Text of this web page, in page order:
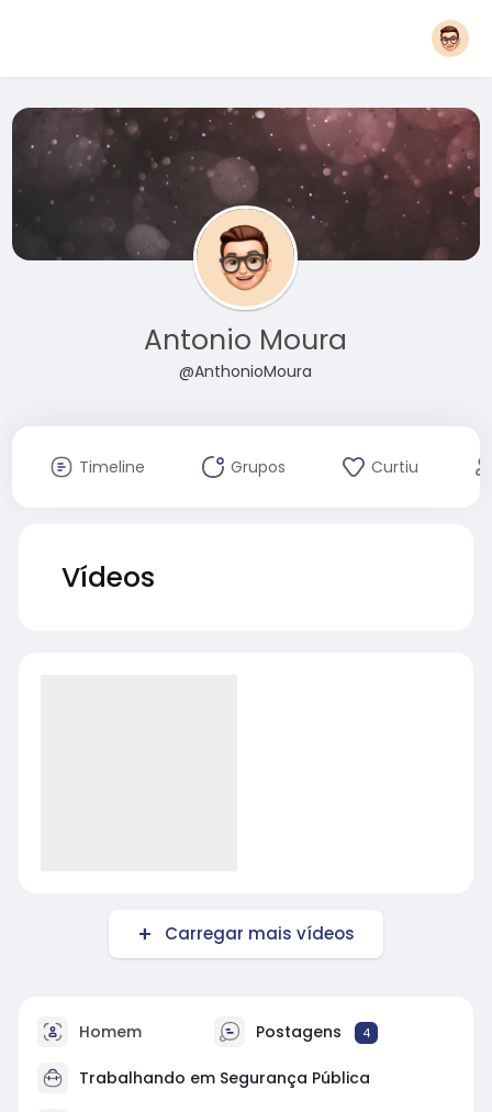
Antonio Moura
@AnthonioMoura
Timeline Grupos Curtiu
Vídeos
Carregar mais vídeos
Homem Postagens 4
Trabalhando em Segurança Pública